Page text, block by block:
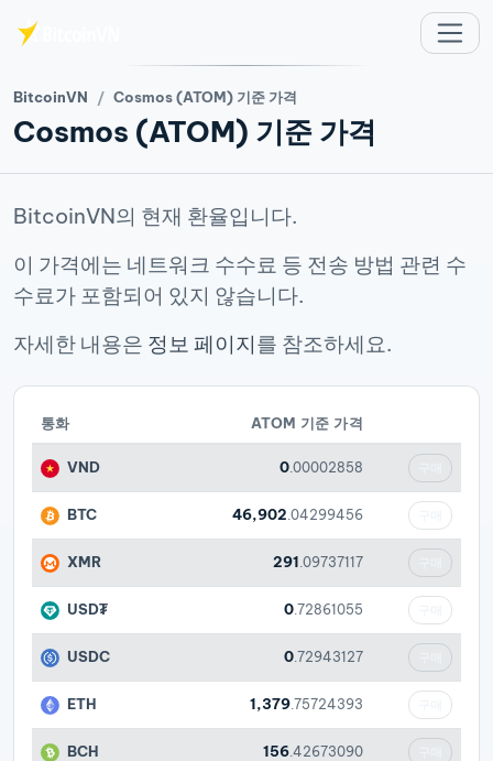
BitcoinVN Cosmos (ATOM) 기준 가격
Cosmos (ATOM) 기준 가격
BitcoinVN의 현재 환율입니다.
이 가격에는 네트워크 수수료 등 전송 방법 관련 수
수료가 포함되어 있지 않습니다.
자세한 내용은 정보 페이지를 참조하세요.
통화 ATOM 기준 가격
VND 0 .00002858
BTC 46,902 .04299456
XMR 291 .09737117
USD₮ 0 .72861055
USDC 0 .72943127
ETH 1,379 .75724393
BCH 156 .42673090